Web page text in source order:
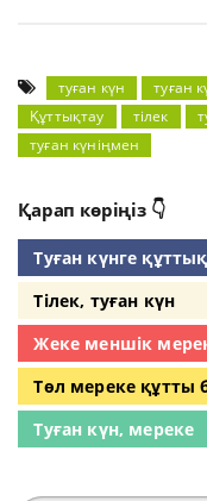
туған күн туған
Құттықтау
тілек
туған күніңмен
Қарап көріңіз 👇
Туған күнге
Тілек, туған күн
Жеке меншік
Төл мереке құтты
Туған күн, мереке